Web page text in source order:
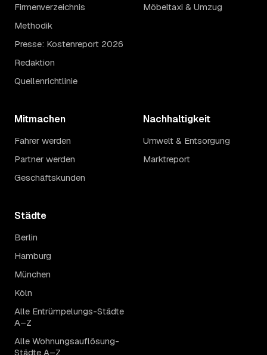
Firmenverzeichnis
Methodik
Presse: Kostenreport 2026
Redaktion
Quellenrichtlinie
Möbeltaxi & Umzug
Mitmachen
Fahrer werden
Partner werden
Geschäftskunden
Nachhaltigkeit
Umwelt & Entsorgung
Marktreport
Städte
Berlin
Hamburg
München
Köln
Alle Entrümpelungs-Städte
A–Z
Alle Wohnungsauflösung-
Städte A–Z